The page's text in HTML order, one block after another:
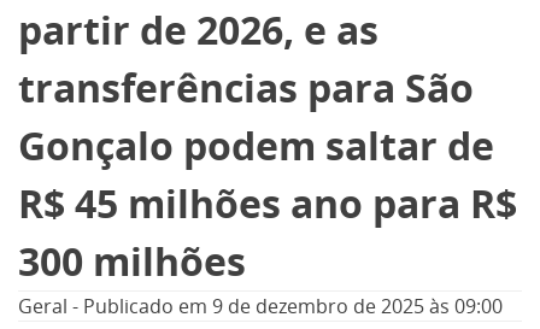
Informe especial
partir de 2026, e as
transferências para São
Gonçalo podem saltar de
R$ 45 milhões ano para R$
300 milhões
Geral - Publicado em 9 de dezembro de 2025às 09:00